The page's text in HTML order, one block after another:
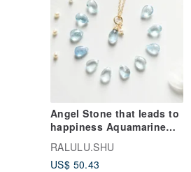
Angel Stone that leads to
happiness Aquamarine
and freshwater pearl
necklace March
birthstone
RALULU.SHU
US$ 50.43